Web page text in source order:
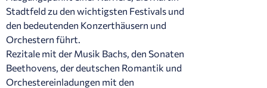
Stadtfeld zu den wichtigsten Festivals und
den bedeutenden Konzerthäusern und
Orchestern führt.
Rezitale mit der Musik Bachs, den Sonaten
Beethovens, der deutschen Romantik und
Orchestereinladungen mit den